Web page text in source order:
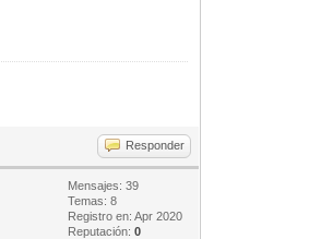
Responder
Mensajes: 39
Temas: 8
Registro en: Apr 2020
Reputación:0